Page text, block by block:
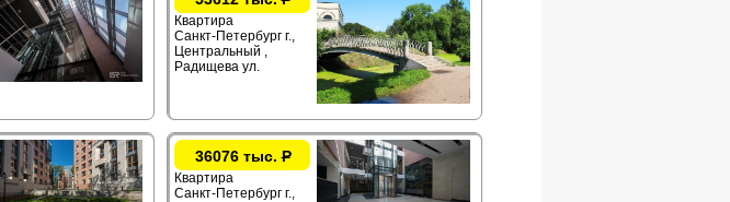
Квартира
Санкт-Петербург г.,
Центральный ,
Радищева ул.
36076 тыс.Р
Квартира
Санкт-Петербург г.,